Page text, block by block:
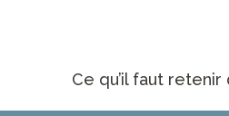
Ce qu’il faut